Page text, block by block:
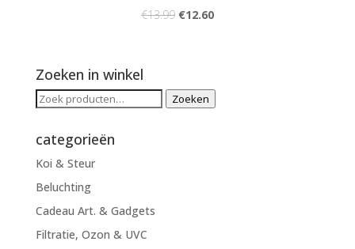
€13.99 €12.60
Zoeken in winkel
Zoeken
Zoeken
categorieën
Koi & Steur
Beluchting
Cadeau Art. & Gadgets
Filtratie, Ozon & UVC